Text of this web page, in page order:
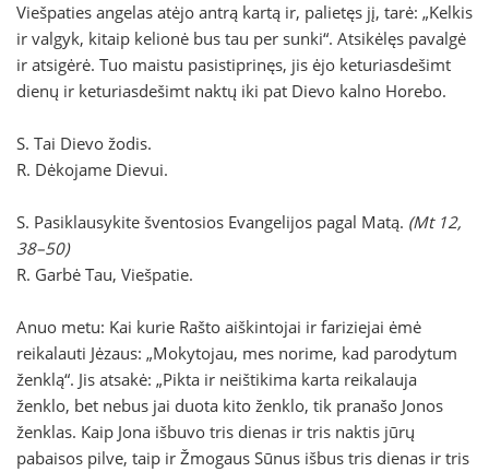
Viešpaties angelas atėjo antrą kartą ir, palietęs jį, tarė: „Kelkis
ir valgyk, kitaip kelionė bus tau per sunki“. Atsikėlęs pavalgė
ir atsigėrė. Tuo maistu pasistiprinęs, jis ėjo keturiasdešimt
dienų ir keturiasdešimt naktų iki pat Dievo kalno Horebo.
S. Tai Dievo žodis.
R. Dėkojame Dievui.
S. Pasiklausykite šventosios Evangelijos pagal Matą. (Mt 12,
38–50)
R. Garbė Tau, Viešpatie.
Anuo metu: Kai kurie Rašto aiškintojai ir fariziejai ėmė
reikalauti Jėzaus: „Mokytojau, mes norime, kad parodytum
ženklą“. Jis atsakė: „Pikta ir neištikima karta reikalauja
ženklo, bet nebus jai duota kito ženklo, tik pranašo Jonos
ženklas. Kaip Jona išbuvo tris dienas ir tris naktis jūrų
pabaisos pilve, taip ir Žmogaus Sūnus išbus tris dienas ir tris